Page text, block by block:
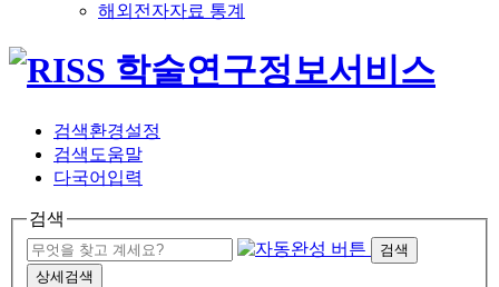
해외전자자료 통계
검색환경설정
검색도움말
다국어입력
검색
검색
상세검색